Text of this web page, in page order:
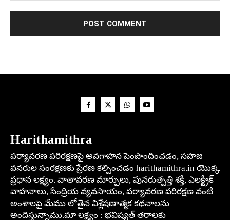
Harithamithra
పర్యావరణ పరిరక్షణపై అవగాహన పెంపొందించడం, సహజ
వనరుల సంరక్షణకు ప్రేరణ కల్పించడం harithamithra.in యొక్క
ప్రధాన లక్ష్యం. వాతావరణ మార్పులు, పునరుత్పత్తి శక్తి, ఎలక్ట్రిక్
వాహనాలు, సేంద్రియ వ్యవసాయం, పర్యావరణ పరిరక్షణ వంటి
అంశాలపై మేము లోతైన విశ్లేషణాత్మక కథనాలను
అందిస్తున్నాము.మా లక్ష్యం : భవిష్యత్ తరాలకు